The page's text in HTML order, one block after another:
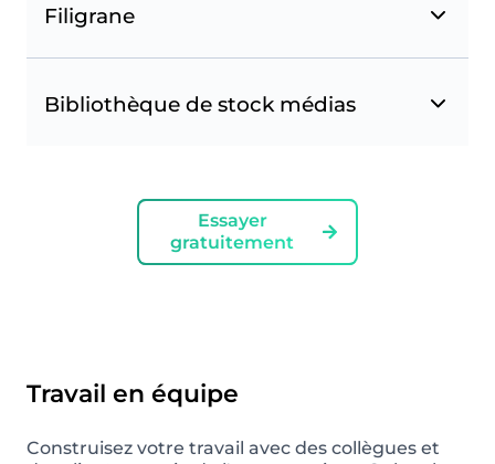
Filigrane
Bibliothèque de stock médias
Essayer
gratuitement
Travail en équipe
Construisez votre travail avec des collègues et